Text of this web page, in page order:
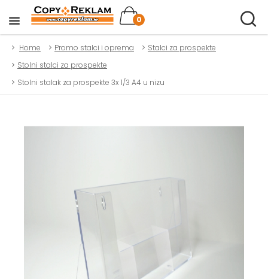
0
Home Promo stalci i oprema
Stalci za prospekte
Stolni stalci za prospekte
Stolni stalak za prospekte 3x 1/3 A4 u nizu